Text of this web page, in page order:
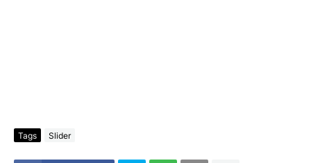
Tags Slider